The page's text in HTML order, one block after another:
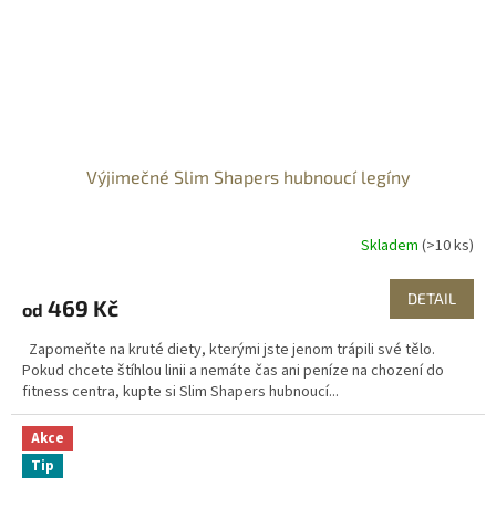
Výjimečné Slim Shapers hubnoucí legíny
Skladem (>10 ks)
od 469 Kč DETAIL
Zapomeňte na kruté diety, kterými jste jenom trápili své tělo.
Pokud chcete štíhlou linii a nemáte čas ani peníze na chození do
fitness centra, kupte si Slim Shapers hubnoucí...
Akce
Tip